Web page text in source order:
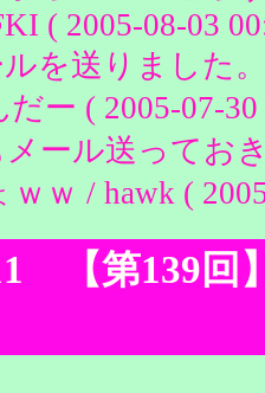
( 2005-08-03
を送りました
ー ( 2005-07-30
メール送って
ｗ / hawk (
【第139回